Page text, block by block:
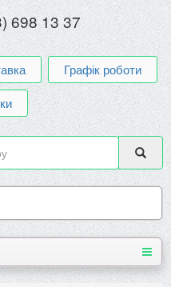
698 13 37
Графік роботи